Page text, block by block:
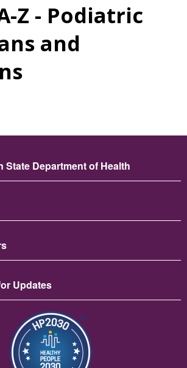
Z - Podiatric
and
State Department of Health
Updates
ပုံရိပ်